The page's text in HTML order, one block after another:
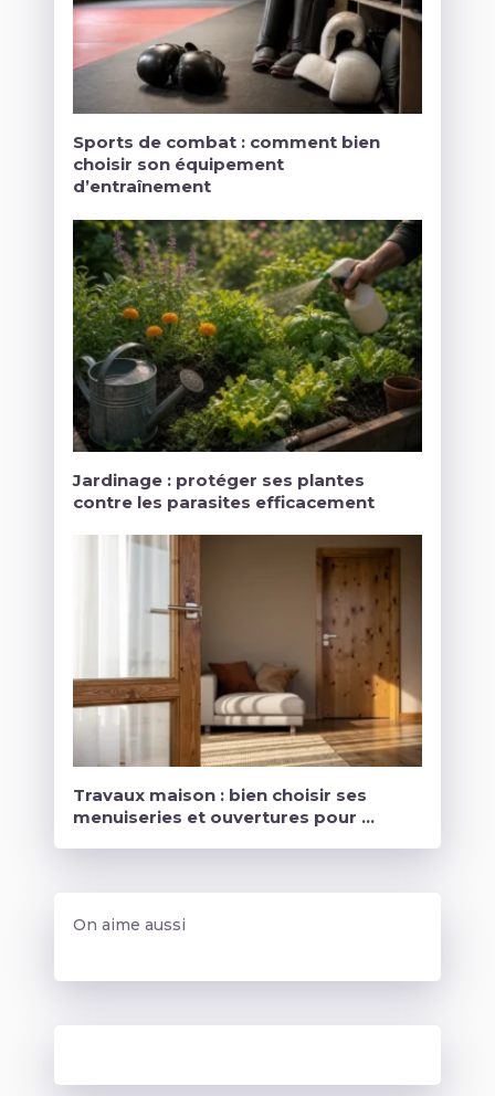
Sports de combat : comment bien
choisir son équipement
d’entraînement
Jardinage : protéger ses plantes
contre les parasites efficacement
Travaux maison : bien choisir ses
menuiseries et ouvertures pour …
On aime aussi